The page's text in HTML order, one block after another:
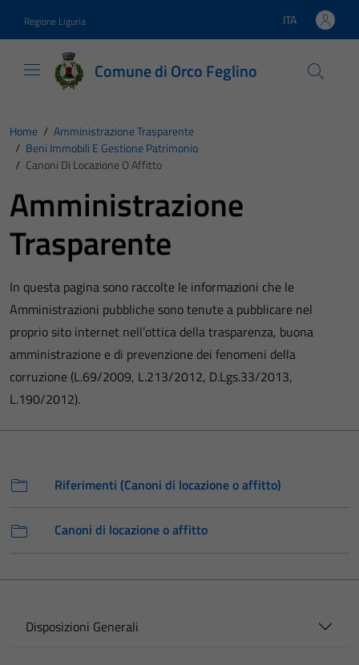
Regione Liguria Lingua attiva:
ITA
Comune di Orco Feglino
Home / Amministrazione Trasparente
/ Beni Immobili E Gestione Patrimonio
/ Canoni Di Locazione O Affitto
Amministrazione
Trasparente
In questa pagina sono raccolte le informazioni che le
Amministrazioni pubbliche sono tenute a pubblicare nel
proprio sito internet nell’ottica della trasparenza, buona
amministrazione e di prevenzione dei fenomeni della
corruzione (L.69/2009, L.213/2012, D.Lgs.33/2013,
L.190/2012).
Riferimenti (Canoni di locazione o affitto)
Canoni di locazione o affitto
Disposizioni Generali